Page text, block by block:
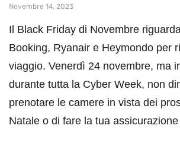
Novembre 14, 2023
Il Black Friday di Novembre
Booking, Ryanair e Heymondo per
viaggio. Venerdì 24 novembre, ma
durante tutta la Cyber Week, non
prenotare le camere in vista dei
Natale o di fare la tua